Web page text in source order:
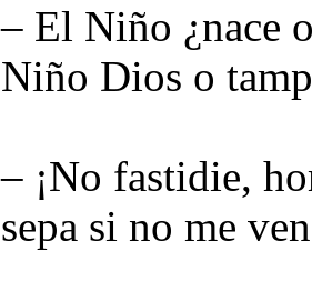
– El Niño ¿nace
Niño Dios o
– ¡No fastidie,
sepa si no me